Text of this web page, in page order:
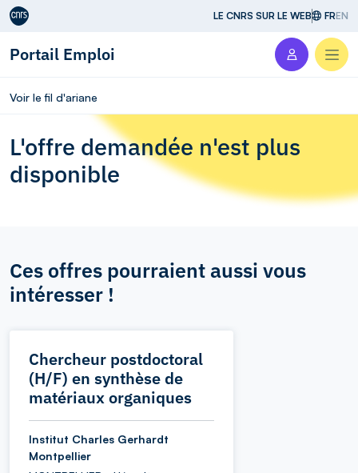
Aller au contenu LE CNRS SUR LE WEB FREN
Portail Emploi
Voir le fil d'ariane
L'offre demandée n'est plus
disponible
Ces offres pourraient aussi vous
intéresser !
Chercheur postdoctoral
(H/F) en synthèse de
matériaux organiques
Institut Charles Gerhardt
Montpellier